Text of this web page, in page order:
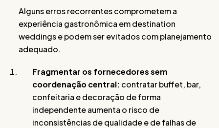
Alguns erros recorrentes comprometem a
experiência gastronômica em destination
weddings e podem ser evitados com planejamento
adequado.
Fragmentar os fornecedores sem
coordenação central: contratar buffet, bar,
confeitaria e decoração de forma
independente aumenta o risco de
inconsistências de qualidade e de falhas de